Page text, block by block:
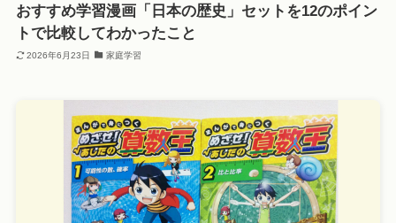
おすすめ学習漫画「日本の歴史」セットを12のポイン
トで比較してわかったこと
2026年6月23日 家庭学習